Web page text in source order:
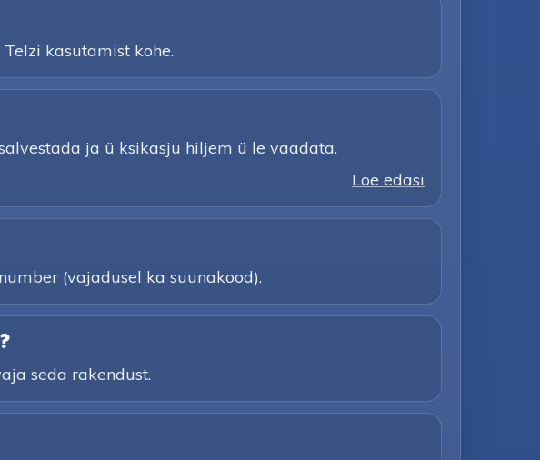
kasutamist kohe.
ja ü ksikasju hiljem ü le vaadata.
Loe edasi
(vajadusel ka suunakood).
seda rakendust.